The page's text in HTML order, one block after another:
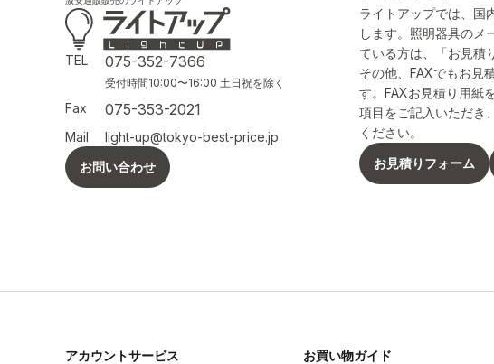
TEL 075-352-7366
受付時間10:00〜16:00 土日祝を除く
Fax 075-353-2021
Mail
light-up@tokyo-best-price.jp
お問い合わせ
ライトアップでは、国
します。照明器具のメ
ている方は、「お見積
その他、FAXでもお見
す。FAXお見積り用紙
項目をご記入いただき
ください。
お見積りフォーム
アカウントサービス お買い物ガイド